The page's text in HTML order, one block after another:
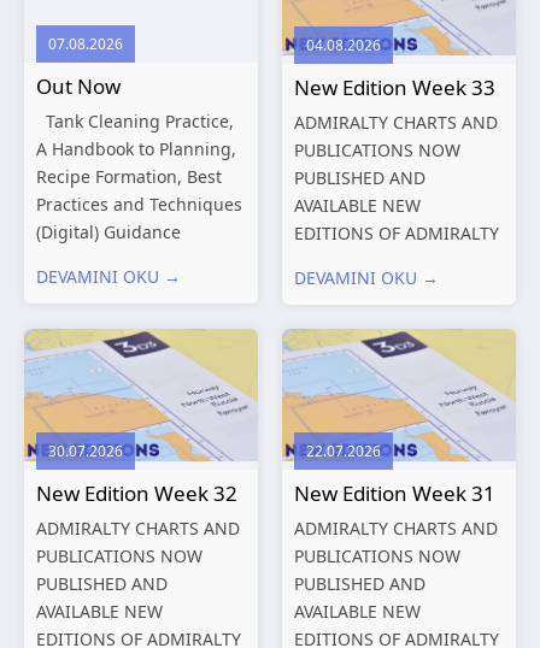
07.08.2026
Out Now
Tank Cleaning Practice,
A Handbook to Planning,
Recipe Formation, Best
Practices and Techniques
(Digital) Guidance
Structures – Consolidated
Shipping and the
Environment – A Guide to
Environmental
Compliance...
DEVAMINI OKU →
04.08.2026
New Edition Week 33
ADMIRALTY CHARTS AND
PUBLICATIONS NOW
PUBLISHED AND
AVAILABLE NEW
EDITIONS OF ADMIRALTY
PUBLICATIONS New
Charts published 13
August 2026 Chart
Title, limits
and other remarks
319
International chart
DEVAMINI OKU →
30.07.2026
New Edition Week 32
ADMIRALTY CHARTS AND
PUBLICATIONS NOW
PUBLISHED AND
AVAILABLE NEW
EDITIONS OF ADMIRALTY
22.07.2026
New Edition Week 31
ADMIRALTY CHARTS AND
PUBLICATIONS NOW
PUBLISHED AND
AVAILABLE NEW
EDITIONS OF ADMIRALTY